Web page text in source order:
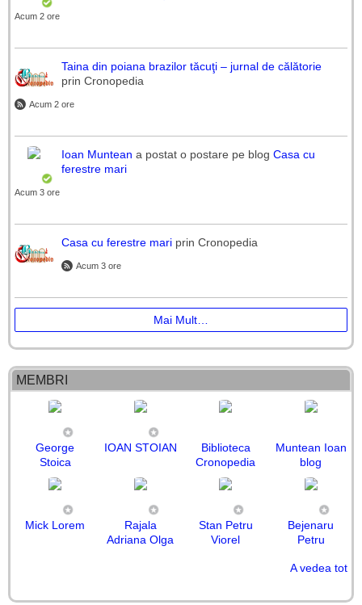
Acum 2 ore
Taina din poiana brazilor tăcuţi – jurnal de călătorie
prin Cronopedia
Acum 2 ore
Ioan Muntean a postat o postare pe blog Casa cu
ferestre mari
Acum 3 ore
Casa cu ferestre mari prin Cronopedia
Acum 3 ore
Mai Mult…
MEMBRI
George
Stoica
IOAN STOIAN
Biblioteca
Cronopedia
Muntean Ioan
blog
Mick Lorem
Rajala
Adriana Olga
Stan Petru
Viorel
Bejenaru
Petru
A vedea tot